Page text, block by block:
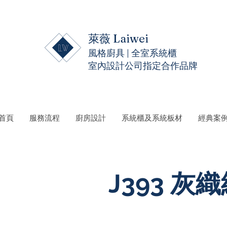
萊薇 Laiwei
風格廚具 | 全室系統櫃
室內設計公司指定合作品牌
頁 服務流程 廚房設計 系統櫃及系統板材 經典案
J393 灰